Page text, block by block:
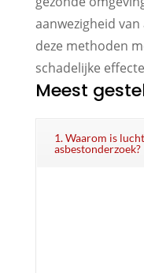
aanwezigheid
deze methoden
schadelijke
Meest
1. Waarom is
asbestonderzoek?